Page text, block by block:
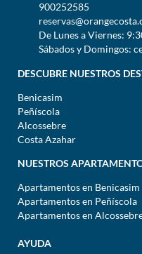
900252585
De Lunes a Viernes:
Sábados y Domingos:
DESCUBRE NUESTROS
Benicasim
Peñíscola
Alcossebre
Costa Azahar
NUESTROS
Apartamentos en Benicasim
Apartamentos en Peñíscola
Apartamentos en
AYUDA